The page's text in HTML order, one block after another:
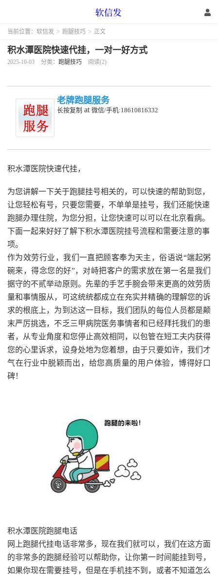
当前位置： 软信发 > 跑腿技巧 > 正文
积水潭医院快速代挂，一对一好方式
2025-10-03 分类： 跑腿技巧 阅读(2)
老牌跑腿服务
长按复制 at 微信/手机:18610816332
积水潭医院快速代挂，
为您讲解一下关于跑腿挂号相关的，可以快速的帮助到您，
让您轻松有号，只要您需要，不单单是挂号，我们还能快速
跑腿办理住院，为您分担，让您快速可以可以在北京看病。
下面一起来好好了解下积水潭医院挂号流程和需要注意的事
项。
作为效劳行业，我们一直把顾客奉为天主，俗语说“端起粥
碗来，得念您的好”，对峙把客户的需求放在第一名是我们
据守的不贰举动原则。先辈的手艺手腕会带来更高的效劳质
量和事情服从，可这统统都成立在充实并精确的理解您的诉
求的根底上，为到达这一目标，我们团队的每位人员都是颠
末严厉挑选，不乏三甲病院医务事情者和已经拜托我们的患
者，从专业角度和您停止高效相同，以包管在短工夫内获得
您的心里诉求，设身处地为您着想，由于只要如许，我们才
气在行业中脱颖而出，给您高质量的用户体验，博得好口
碑！
积水潭医院跑腿电话
网上跑腿代挂电话非常多，现在我们就可以，我们在这方面
的非常多的跑腿经验可以帮助你，让你第一时间能挂到号，
如果你现在需要挂号，但是在手机挂不到，或者不知道怎么